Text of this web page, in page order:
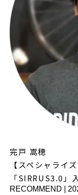
完戸 嵩穂
【スペシャライ
「SIRRUS3.0」
RECOMMEND